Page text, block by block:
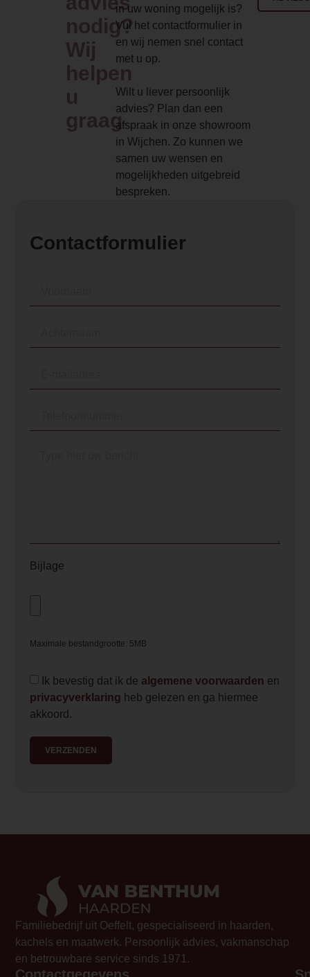
Aeris. Een geweldige optie als u van
uw interieur! </p>
<p> </p>
Element Builder for Description
— Please Select —
video_youtube_code_0
https://www.youtube.com/watch?
D3mD9Ap_HjFm8Cgulr8&index=7
nodig?
Wij
helpen
u
graag
in uw woning mogelijk is?
Vul het contactformulier in
en wij nemen snel contact
met u op.
Wilt u liever persoonlijk
advies? Plan dan een
afspraak in onze showroom
in Wijchen. Zo kunnen we
samen uw wensen en
mogelijkheden uitgebreid
bespreken.
Contactformulier
Bijlage
Maximale bestandgrootte: 5MB
Ik bevestig dat ik de algemene voorwaarden en
privacyverklaring heb gelezen en ga hiermee
akkoord.
VERZENDEN
Familiebedrijf uit Oeffelt, gespecialiseerd in haarden,
kachels en maatwerk. Persoonlijk advies, vakmanschap
en betrouwbare service sinds 1971.
Contactgegevens